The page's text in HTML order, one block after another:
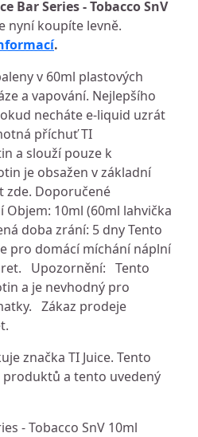
Bar Series - Tobacco SnV
nyní koupíte levně.
.
v 60ml plastových
a vapování. Nejlepšího
necháte e-liquid uzrát
příchuť TI
a slouží pouze k
je obsažen v základní
zde. Doporučené
10ml (60ml lahvička
doba zrání: 5 dny Tento
pro domácí míchání náplní
Upozornění: Tento
a je nevhodný pro
Zákaz prodeje
značka TI Juice. Tento
a tento uvedený
- Tobacco SnV 10ml